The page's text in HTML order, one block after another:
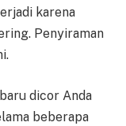
karena
Penyiraman
dicor Anda
beberapa